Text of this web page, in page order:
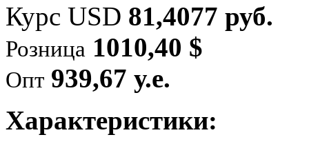
Курс USD 81,4077 руб.
Розница 1010,40 $
Опт 939,67 у.е.
Характеристики: